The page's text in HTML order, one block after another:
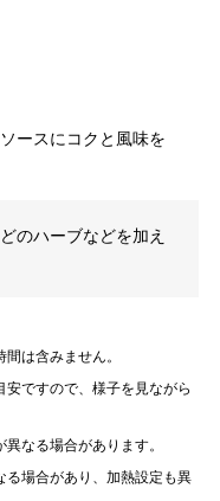
ースにコクと風味を
のハーブなどを加え
は含みません。
ですので、様子を見ながら
なる場合があります。
る場合があり、加熱設定も異